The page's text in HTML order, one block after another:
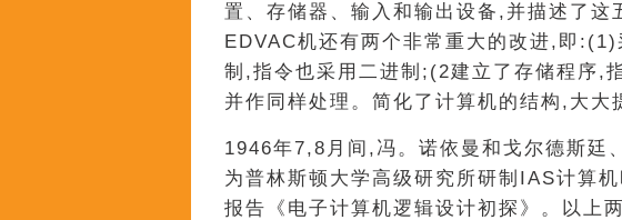
置、存储器、输入和输出设备,并描述了这
EDVAC机还有两个非常重大的改进,即
制,指令也采用二进制;(2建立了存储程序,
并作同样处理。简化了计算机的结构,大大
1946年7,8月间,冯。诺依曼和戈尔德斯廷
为普林斯顿大学高级研究所研制IAS计算
报告《电子计算机逻辑设计初探》。以上